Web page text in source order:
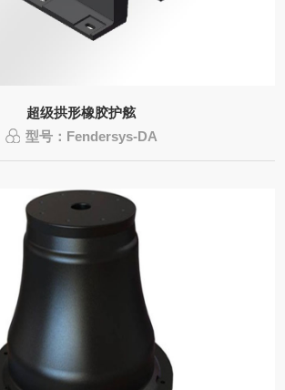
超级拱形橡胶护舷
型号：Fendersys-DA